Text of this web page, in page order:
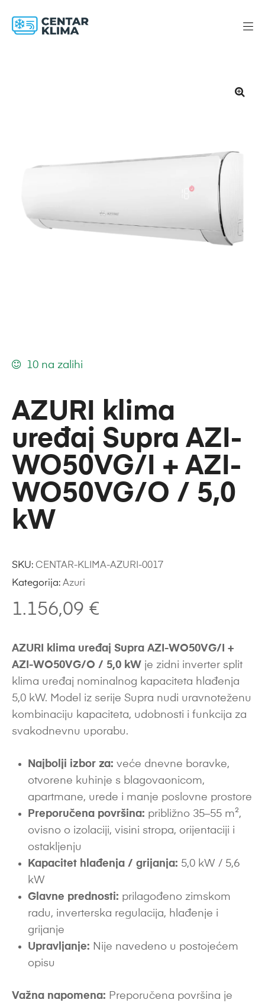
AZURI klima
uređaj Supra AZI-
WO50VG/I + AZI-
WO50VG/O / 5,0
kW
1.156,09 €
AZURI klima uređaj Supra AZI-WO50VG/I +
AZI-WO50VG/O / 5,0 kW je zidni inverter split
klima uređaj nominalnog kapaciteta hlađenja
5,0 kW. Model iz serije Supra nudi uravnoteženu
kombinaciju kapaciteta, udobnosti i funkcija za
svakodnevnu uporabu.
Najbolji izbor za: veće dnevne boravke,
otvorene kuhinje s blagovaonicom,
apartmane, urede i manje poslovne prostore
Preporučena površina: približno 35–55 m²,
ovisno o izolaciji, visini stropa, orijentaciji i
ostakljenju
Kapacitet hlađenja / grijanja: 5,0 kW / 5,6
kW
Glavne prednosti: prilagođeno zimskom
radu, inverterska regulacija, hlađenje i
grijanje
Upravljanje: Nije navedeno u postojećem
opisu
Važna napomena: Preporučena površina je
10 na zalihi
SKU: CENTAR-KLIMA-AZURI-0017
Kategorija: Azuri